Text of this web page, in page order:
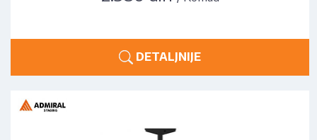
DETALJNIJE